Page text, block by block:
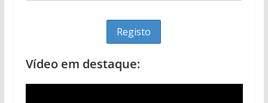
Vídeo em destaque: